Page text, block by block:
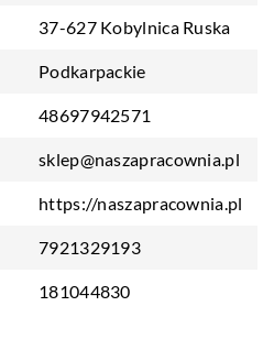
37-627 Kobylnica Ruska
Podkarpackie
48697942571
sklep@naszapracownia.pl
https://naszapracownia.pl
7921329193
181044830